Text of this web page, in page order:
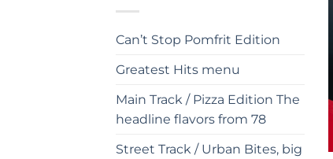
Can’t Stop Pomfrit Edition
Greatest Hits menu
Main Track / Pizza Edition The
headline flavors from 78
Street Track / Urban Bites, big